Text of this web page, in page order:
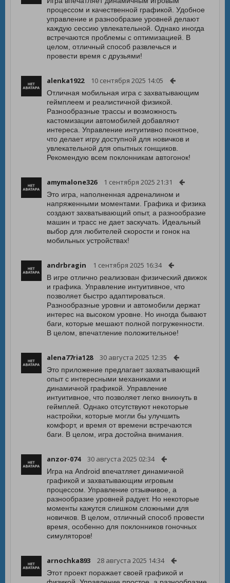
процессом и качественной графикой. Удобное
управление и разнообразие уровней делают
каждую сессию увлекательной. Однако иногда
встречаются проблемы с оптимизацией. В
целом, отличный способ развлечься и
провести время с друзьями!
alenka1922 10 сентября 2025 14:05
Отличная мобильная игра с захватывающим
геймплеем и реалистичной физикой.
Разнообразные трассы и возможность
кастомизации автомобилей добавляют
интереса. Управление интуитивно понятное,
что делает игру доступной для новичков и
увлекательной для опытных гонщиков.
Рекомендую всем поклонникам автогонок!
amymalone326 1 сентября 2025 21:31
Это игра, наполненная адреналином и
напряженными моментами. Графика и физика
создают захватывающий опыт, а разнообразие
машин и трасс не дает заскучать. Идеальный
выбор для любителей скорости и гонок на
мобильных устройствах!
andrbragin 1 сентября 2025 16:34
В игре отлично реализован физический движок
и графика. Управление интуитивное, что
позволяет быстро адаптироваться.
Разнообразные уровни и автомобили держат
интерес на высоком уровне. Но иногда бывают
баги, которые мешают полной погруженности.
В целом, впечатление положительное!
alena77ria128 30 августа 2025 12:35
Это приложение предлагает захватывающий
опыт с интересными механиками и
динамичной графикой. Управление
интуитивное, что позволяет легко вникнуть в
геймплей. Однако отсутствуют некоторые
настройки, которые могли бы улучшить
комфорт, и время от времени встречаются
баги. В целом, игра достойна внимания.
anzor-074 30 августа 2025 02:34
Игра на Android впечатляет динамичной
графикой и захватывающим игровым
процессом. Управление отзывчивое, а
разнообразие уровней радует. Но некоторые
моменты кажутся слишком сложными для
новичков. В целом, отличный способ провести
время, особенно для поклонников гоночных
симуляторов!
arnochka893 28 августа 2025 14:34
Этот проект поражает своей графикой и